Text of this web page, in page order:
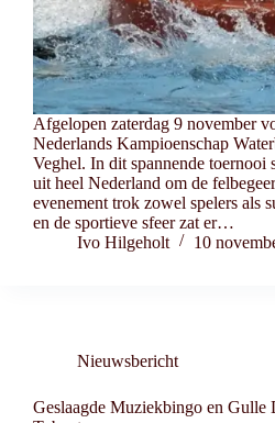
Afgelopen zaterdag 9 november
Nederlands Kampioenschap
Veghel. In dit spannende toernooi
uit heel Nederland om de
evenement trok zowel spelers als
en de sportieve sfeer zat er…
Ivo Hilgeholt
10
Nieuwsbericht
Geslaagde Muziekbingo en Gulle